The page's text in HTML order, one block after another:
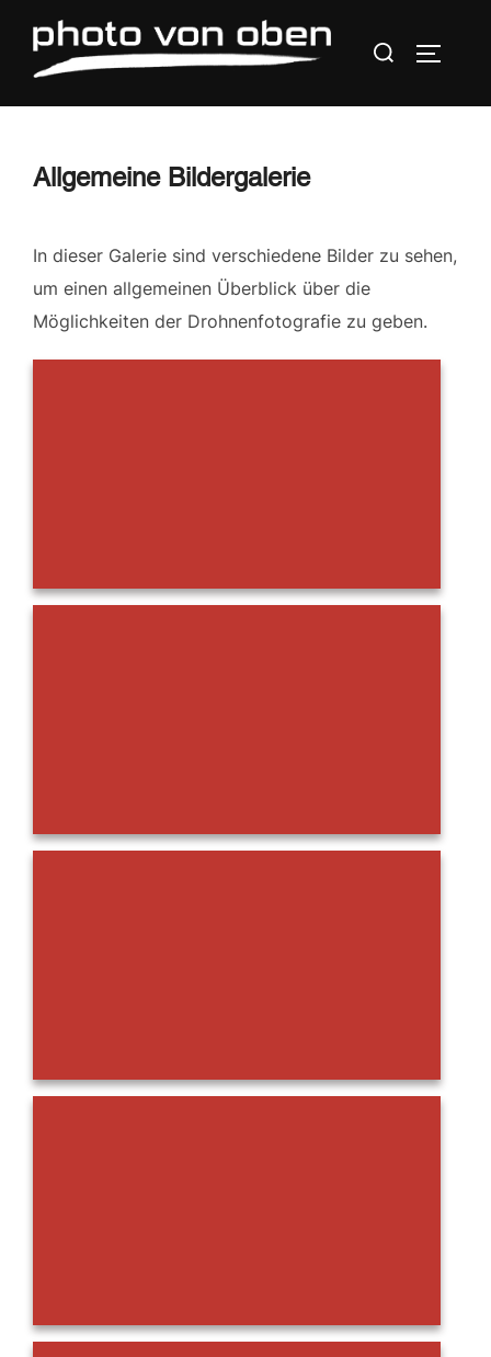
Inhalt
springen
Suchen
Allgemeine Bildergalerie
In dieser Galerie sind verschiedene Bilder zu sehen,
um einen allgemeinen Überblick über die
Möglichkeiten der Drohnenfotografie zu geben.